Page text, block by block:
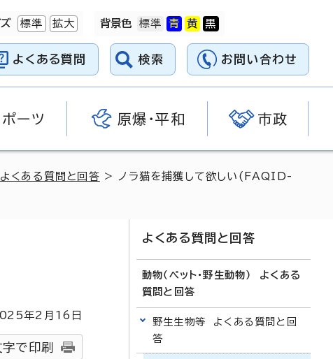
標準 拡大 背景色
よくある質問 検索 お問い合わせ
ポーツ 原爆・平和 市政
くある質問と回答 > ノラ猫を捕獲して欲しい(FAQID-
年2月 16 日
で印刷
よくある質問と回答
動物（ペット・野生動物） よくある
質問と回答
野生生物等 よくある質問と回
答